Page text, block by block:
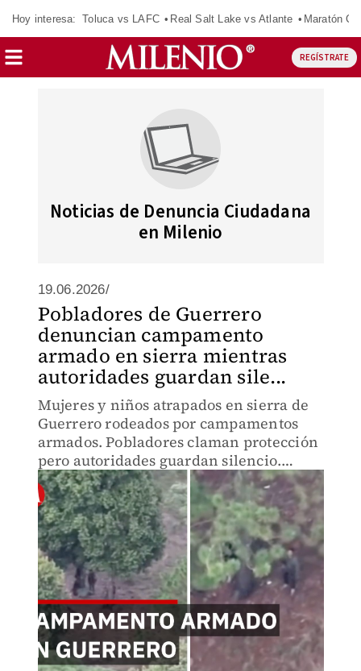
Hoy interesa: Toluca vs LAFC Real Salt Lake vs Atlante Maratón
REGÍSTRATE
Noticias de Denuncia Ciudadana
en Milenio
19.06.2026/
Pobladores de Guerrero
denuncian campamento
armado en sierra mientras
autoridades guardan sile...
Mujeres y niños atrapados en sierra de
Guerrero rodeados por campamentos
armados. Pobladores claman protección
pero autoridades guardan silencio.
Familias enfrentan amenaza creciente
sin respuesta oficial.